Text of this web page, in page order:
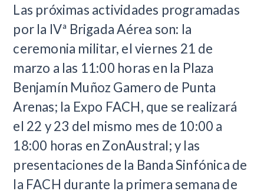
Las próximas actividades programadas
por la IVª Brigada Aérea son: la
ceremonia militar, el viernes 21 de
marzo a las 11:00 horas en la Plaza
Benjamín Muñoz Gamero de Punta
Arenas; la Expo FACH, que se realizará
el 22 y 23 del mismo mes de 10:00 a
18:00 horas en ZonAustral; y las
presentaciones de la Banda Sinfónica de
la FACH durante la primera semana de